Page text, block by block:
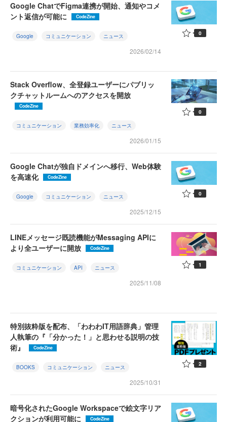
Google ChatでFigma連携が開始、通知やコメ
ント返信が可能に
CodeZine
Google コミュニケーション ニュース
2026/02/14
0
Stack Overflow、全登録ユーザーにパブリッ
クチャットルームへのアクセスを開放
CodeZine
コミュニケーション 業務効率化 ニュース
2026/01/15
0
Google Chatが独自ドメインへ移行、Web体験
を高速化
CodeZine
Google コミュニケーション ニュース
2025/12/15
0
LINEメッセージ既読機能がMessaging APIに
より全ユーザーに開放
CodeZine
コミュニケーション API ニュース
2025/11/08
1
特別抜粋版を配布、「わわわIT用語辞典」管理
人執筆の『「分かった！」と思わせる説明の技
術』
CodeZine
BOOKS コミュニケーション ニュース
2025/10/31
2
暗号化されたGoogle Workspaceで絵文字リア
クションが利用可能に
CodeZine